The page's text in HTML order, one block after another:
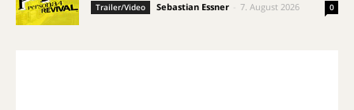
Trailer/Video Sebastian Essner 7. August 2026 0